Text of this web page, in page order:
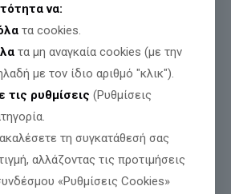
να:
τα cookies.
τα μη αναγκαία cookies (με την
με τον ίδιο αριθμό "κλικ").
ρυθμίσεις (Ρυθμίσεις
τη συγκατάθεσή σας
αλλάζοντας τις προτιμήσεις
«Ρυθμίσεις Cookies»